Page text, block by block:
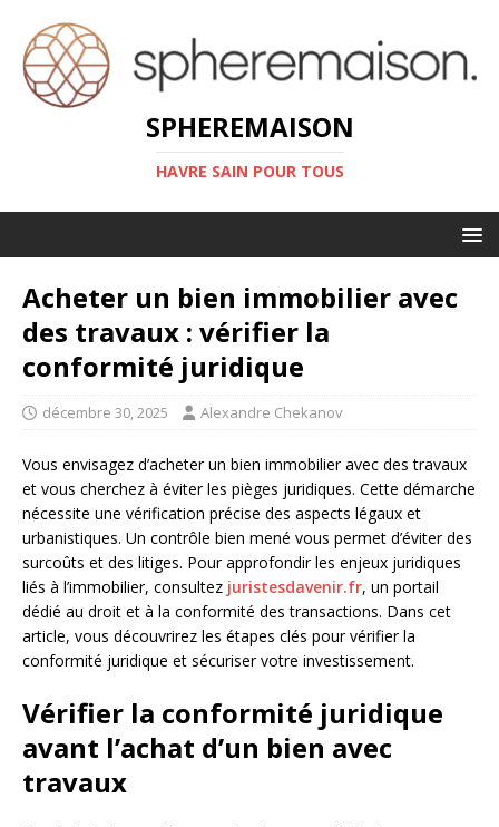
SPHEREMAISON
HAVRE SAIN POUR TOUS
Acheter un bien immobilier avec
des travaux : vérifier la
conformité juridique
décembre 30, 2025 Alexandre Chekanov
Vous envisagez d’acheter un bien immobilier avec des travaux
et vous cherchez à éviter les pièges juridiques. Cette démarche
nécessite une vérification précise des aspects légaux et
urbanistiques. Un contrôle bien mené vous permet d’éviter des
surcoûts et des litiges. Pour approfondir les enjeux juridiques
liés à l’immobilier, consultez juristesdavenir.fr, un portail
dédié au droit et à la conformité des transactions. Dans cet
article, vous découvrirez les étapes clés pour vérifier la
conformité juridique et sécuriser votre investissement.
Vérifier la conformité juridique
avant l’achat d’un bien avec
travaux